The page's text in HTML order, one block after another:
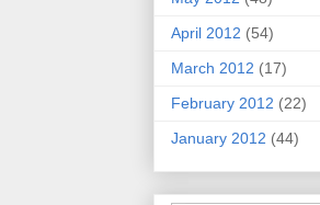
April 2012 (54)
March 2012 (17)
February 2012 (22)
January 2012 (44)